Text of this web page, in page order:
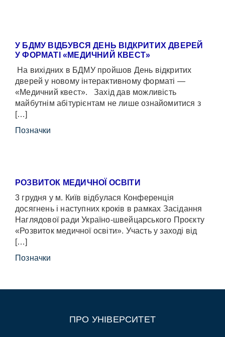
У БДМУ ВІДБУВСЯ ДЕНЬ ВІДКРИТИХ ДВЕРЕЙ
У ФОРМАТІ «МЕДИЧНИЙ КВЕСТ»
На вихідних в БДМУ пройшов День відкритих
дверей у новому інтерактивному форматі —
«Медичний квест». Захід дав можливість
майбутнім абітурієнтам не лише ознайомитися з
[…]
Позначки
РОЗВИТОК МЕДИЧНОЇ ОСВІТИ
3 грудня у м. Київ відбулася Конференція
досягнень і наступних кроків в рамках Засідання
Наглядової ради Україно-швейцарського Проєкту
«Розвиток медичної освіти». Участь у заході від
[…]
Позначки
ПРО УНІВЕРСИТЕТ